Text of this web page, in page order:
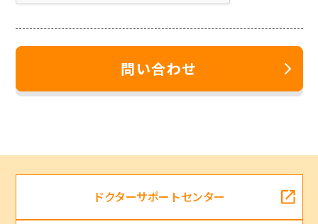
問い合わせ
ドクターサポートセンター